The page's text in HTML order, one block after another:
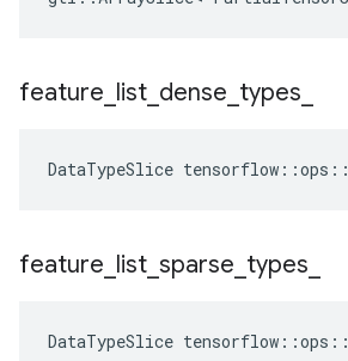
feature list dense types
DataTypeSlice tensorflow ::ops ::
feature list sparse types
DataTypeSlice tensorflow ::ops ::